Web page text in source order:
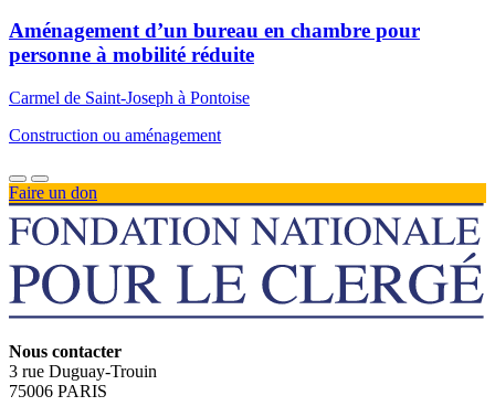
Aménagement d’un bureau en chambre pour
personne à mobilité réduite
Carmel de Saint-Joseph à Pontoise
Construction ou aménagement
Faire un don
Nous contacter
3 rue Duguay-Trouin
75006 PARIS